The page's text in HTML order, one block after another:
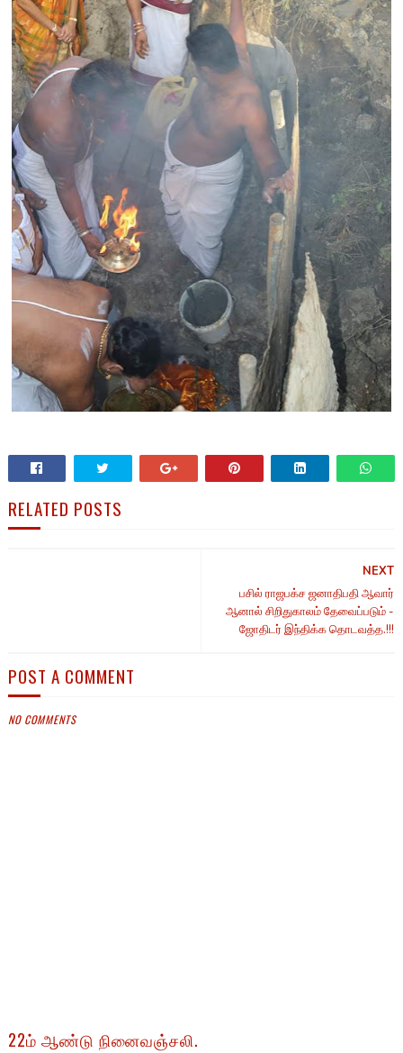
RELATED POSTS
NEXT
பசில் ராஜபக்ச ஜனாதிபதி ஆவார்
ஆனால் சிறிதுகாலம் தேவைப்படும் -
ஜோதிடர் இந்திக்க தொடவத்த.!!!
POST A COMMENT
NO COMMENTS
22ம் ஆண்டு நினைவஞ்சலி.